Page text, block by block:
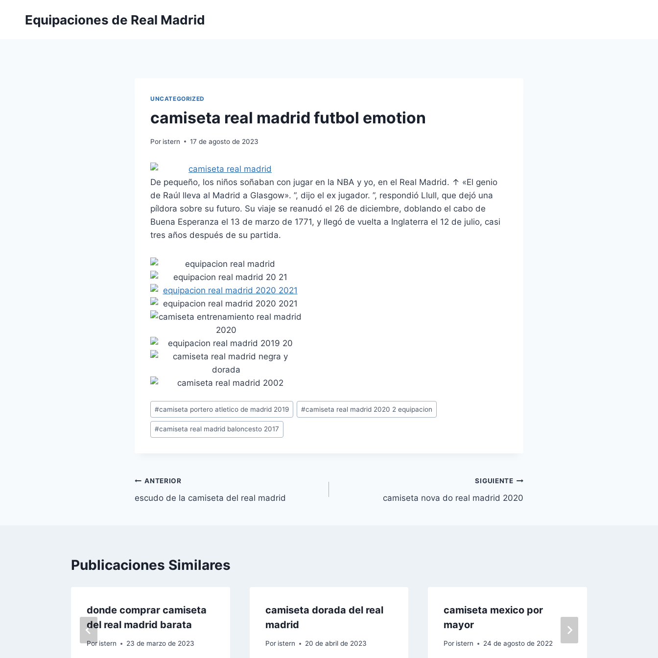
Equipaciones de Real Madrid
UNCATEGORIZED
camiseta real madrid futbol emotion
Por istern 17 de agosto de 2023
De pequeño, los niños soñaban con jugar en la NBA y yo, en el Real Madrid. ↑ «El genio
de Raúl lleva al Madrid a Glasgow». ”, dijo el ex jugador. ”, respondió Llull, que dejó una
píldora sobre su futuro. Su viaje se reanudó el 26 de diciembre, doblando el cabo de
Buena Esperanza el 13 de marzo de 1771, y llegó de vuelta a Inglaterra el 12 de julio, casi
tres años después de su partida.
Etiquetas
de
la
#camiseta portero atletico de madrid 2019 #camiseta real madrid 2020 2 equipacion
#camiseta real madrid baloncesto 2017
Navegación
de
ANTERIOR
escudo de la camiseta del real madrid
SIGUIENTE
camiseta nova do real madrid 2020
Publicaciones Similares
donde comprar camiseta
del real madrid barata
Por istern 23 de marzo de 2023
camiseta dorada del real
madrid
Por istern 20 de abril de 2023
camiseta mexico por
mayor
Por istern 24 de agosto de 2022